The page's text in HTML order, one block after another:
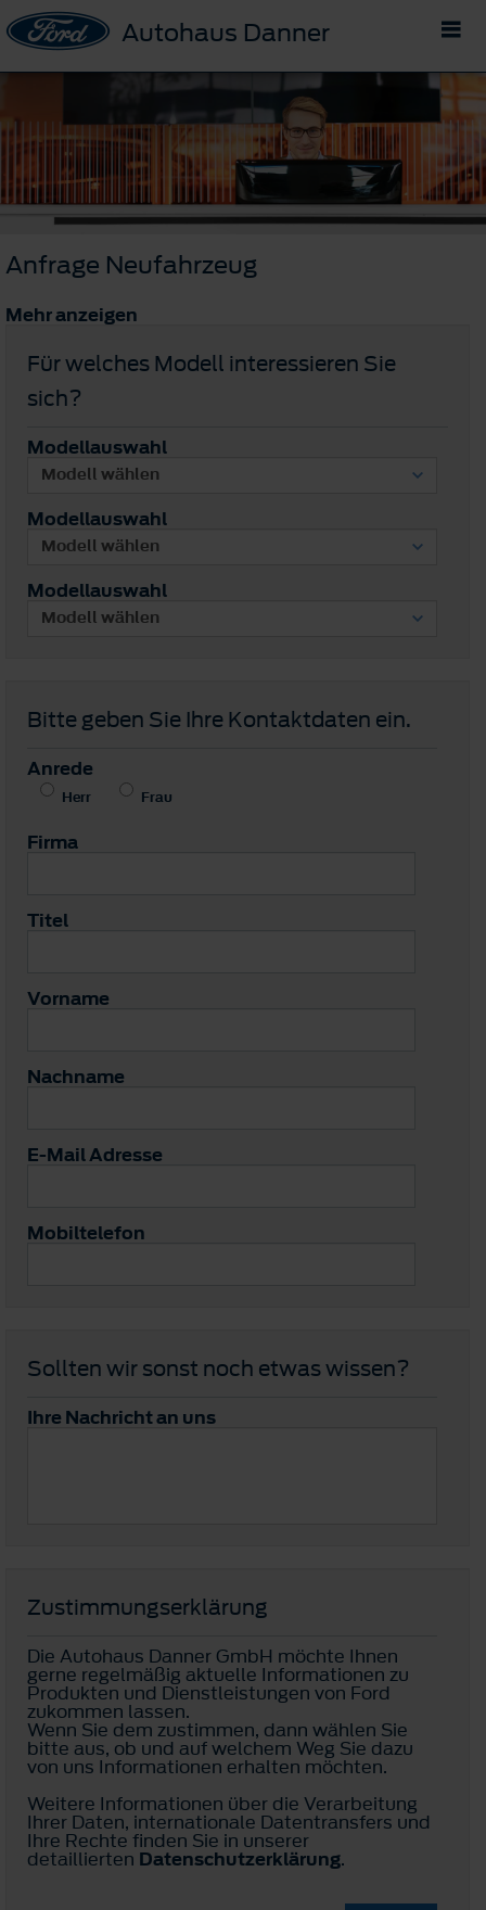
Autohaus Danner
Anfrage Neufahrzeug
Mehr anzeigen
Für welches Modell interessieren Sie
sich?
Modellauswahl
Modellauswahl
Modellauswahl
Bitte geben Sie Ihre Kontaktdaten ein.
Anrede
Herr Frau
Firma
Titel
Vorname
Nachname
E-Mail Adresse
Mobiltelefon
Sollten wir sonst noch etwas wissen?
Ihre Nachricht an uns
Zustimmungserklärung
Die Autohaus Danner GmbH möchte Ihnen
gerne regelmäßig aktuelle Informationen zu
Produkten und Dienstleistungen von Ford
zukommen lassen.
Wenn Sie dem zustimmen, dann wählen Sie
bitte aus, ob und auf welchem Weg Sie dazu
von uns Informationen erhalten möchten.
Weitere Informationen über die Verarbeitung
Ihrer Daten, internationale Datentransfers und
Ihre Rechte finden Sie in unserer
detaillierten Datenschutzerklärung.